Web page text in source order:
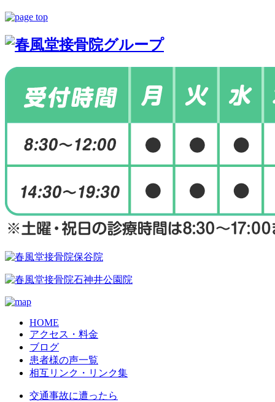
HOME
アクセス・料金
ブログ
患者様の声一覧
相互リンク・リンク集
交通事故に遭ったら